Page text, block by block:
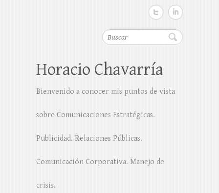
Buscar
Horacio Chavarría
Bienvenido a conocer mis puntos de vista
sobre Comunicaciones Estratégicas.
Publicidad. Relaciones Públicas.
Comunicación Corporativa. Manejo de
crisis.